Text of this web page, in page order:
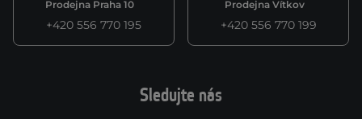
Prodejna Praha 10
+420 556 770 195
Prodejna Vítkov
+420 556 770 199
Sledujte nás